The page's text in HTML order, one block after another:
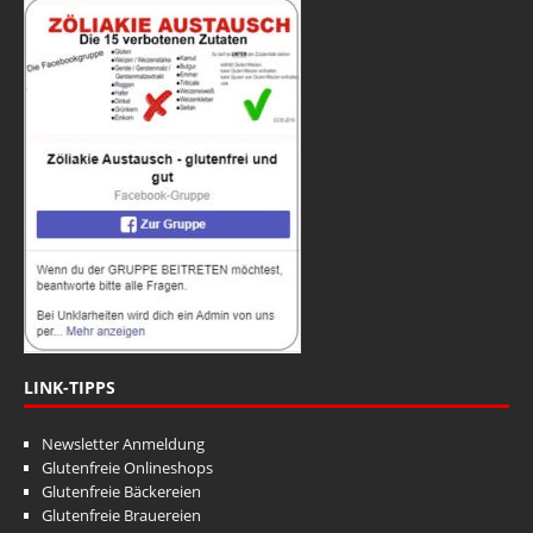
LINK-TIPPS
Newsletter Anmeldung
Glutenfreie Onlineshops
Glutenfreie Bäckereien
Glutenfreie Brauereien